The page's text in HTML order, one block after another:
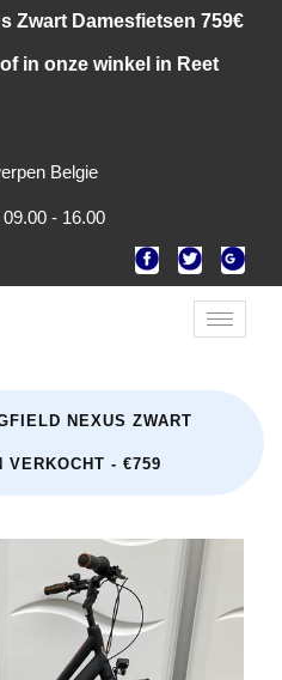
Zwart Damesfietsen 759€
in onze winkel in Reet
Belgie
- 16.00
Toggle
NEXUS ZWART
VERKOCHT - €759